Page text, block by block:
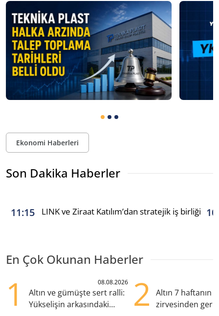
Ekonomi Haberleri
Son Dakika Haberler
11:15 LINK ve Ziraat Katılım’dan stratejik iş birliği
En Çok Okunan Haberler
1 08.08.2026
Altın ve gümüşte sert ralli:
Yükselişin arkasındaki
2
Altın 7 haftanın
zirvesinden